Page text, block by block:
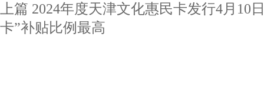
上篇 2024年度天津文化惠民卡发行4月10
卡”补贴比例最高